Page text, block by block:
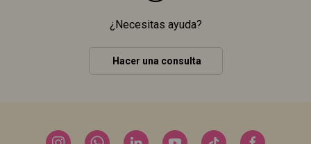
¿Necesitas ayuda?
Hacer una consulta